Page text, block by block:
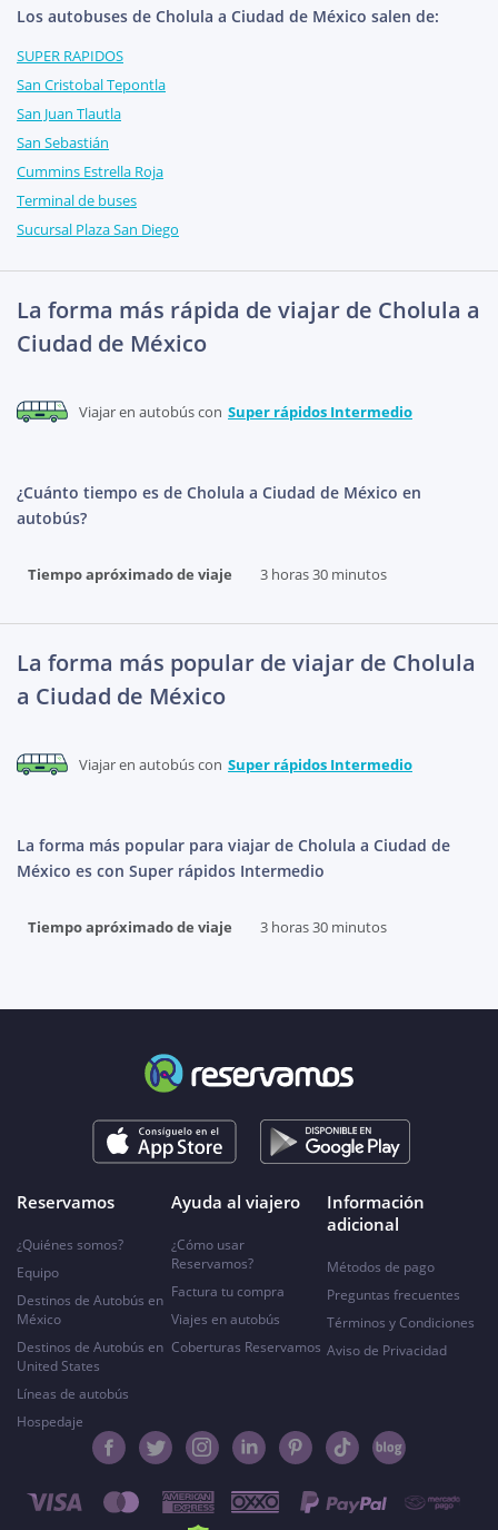
Los autobuses de Cholula a Ciudad de México salen de:
SUPER RAPIDOS
San Cristobal Tepontla
San Juan Tlautla
San Sebastián
Cummins Estrella Roja
Terminal de buses
Sucursal Plaza San Diego
La forma más rápida de viajar de Cholula a
Ciudad de México
Viajar en autobús con Super rápidos Intermedio
¿Cuánto tiempo es de Cholula a Ciudad de México en
autobús?
Tiempo apróximado de viaje 3 horas 30 minutos
La forma más popular de viajar de Cholula
a Ciudad de México
Viajar en autobús con Super rápidos Intermedio
La forma más popular para viajar de Cholula a Ciudad de
México es con Super rápidos Intermedio
Tiempo apróximado de viaje 3 horas 30 minutos
Reservamos
¿Quiénes somos?
Equipo
Destinos de Autobús en
México
Destinos de Autobús en
United States
Líneas de autobús
Hospedaje
Ayuda al viajero
¿Cómo usar
Reservamos?
Factura tu compra
Viajes en autobús
Coberturas Reservamos
Información
adicional
Métodos de pago
Preguntas frecuentes
Términos y Condiciones
Aviso de Privacidad